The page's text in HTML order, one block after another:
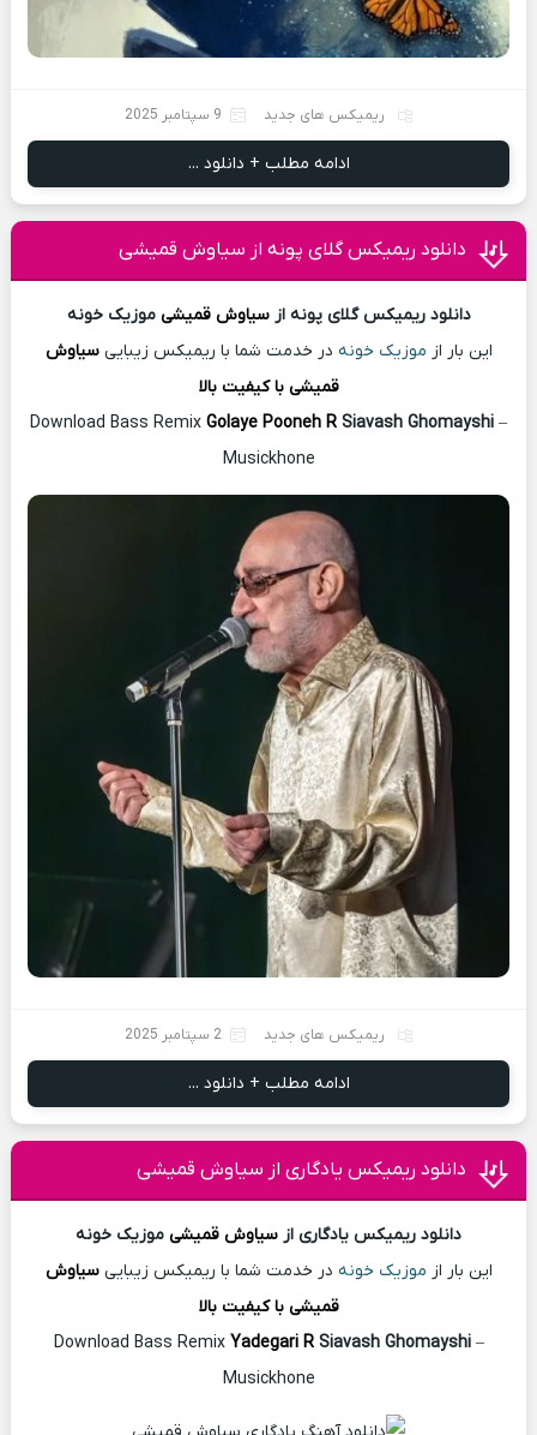
ریمیکس های جدید 9 سپتامبر 2025
ادامه مطلب + دانلود ...
دانلود ریمیکس گلای پونه از سیاوش قمیشی
دانلود ریمیکس گلای پونه ازسیاوش قمیشی موزیک خونه
این بار از موزیک خونه در خدمت شما با ریمیکس زیباییسیاوش
قمیشی با کیفیت بالا
Download Bass Remix Golaye Pooneh R Siavash Ghomayshi –
Musickhone
ریمیکس های جدید 2 سپتامبر 2025
ادامه مطلب + دانلود ...
دانلود ریمیکس یادگاری از سیاوش قمیشی
دانلود ریمیکس یادگاری از سیاوش قمیشی موزیک خونه
این بار از موزیک خونه در خدمت شما با ریمیکس زیباییسیاوش
قمیشی با کیفیت بالا
Download Bass Remix Yadegari RSiavash Ghomayshi–
Musickhone